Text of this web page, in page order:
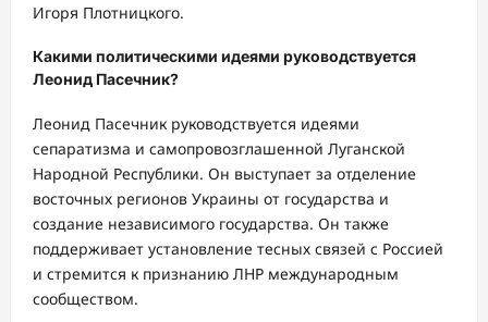
Игоря Плотницкого.
Какими политическими идеями руководствуется
Леонид Пасечник?
Леонид Пасечник руководствуется идеями
сепаратизма и самопровозглашенной Луганской
Народной Республики. Он выступает за отделение
восточных регионов Украины от государства и
создание независимого государства. Он также
поддерживает установление тесных связей с Россией
и стремится к признанию ЛНР международным
сообществом.